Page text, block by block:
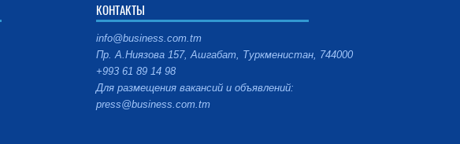
КОНТАКТЫ
info@business.com.tm
Пр. А.Ниязова 157, Ашгабат, Туркменистан, 744000
+993 61 89 14 98
Для размещения вакансий и объявлений:
press@business.com.tm